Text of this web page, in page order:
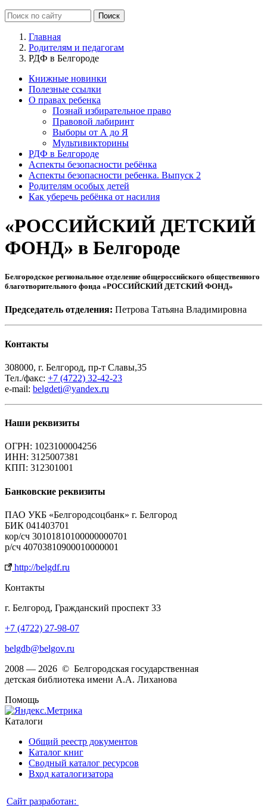
Главная
Родителям и педагогам
РДФ в Белгороде
Книжные новинки
Полезные ссылки
О правах ребенка
Познай избирательное право
Правовой лабиринт
Выборы от А до Я
Мультивикторины
РДФ в Белгороде
Аспекты безопасности ребёнка
Аспекты безопасности ребенка. Выпуск 2
Родителям особых детей
Как уберечь ребёнка от насилия
«РОССИЙСКИЙ ДЕТСКИЙ
ФОНД» в Белгороде
Белгородское региональное отделение общероссийского общественного
благотворительного фонда «РОССИЙСКИЙ ДЕТСКИЙ ФОНД»
Председатель отделения: Петрова Татьяна Владимировна
Контакты
308000, г. Белгород, пр-т Славы,35
Тел./факс: +7 (4722) 32-42-23
e-mail: belgdeti@yandex.ru
Наши реквизиты
ОГРН: 1023100004256
ИНН: 3125007381
КПП: 312301001
Банковские реквизиты
ПАО УКБ «Белгородсоцбанк» г. Белгород
БИК 041403701
кор/сч 30101810100000000701
р/сч 40703810900010000001
http://belgdf.ru
Контакты
г. Белгород, Гражданский проспект 33
+7 (4722) 27-98-07
belgdb@belgov.ru
2008 — 2026 © Белгородская государственная
детская библиотека имени А.А. Лиханова
Помощь
Каталоги
Общий реестр документов
Каталог книг
Сводный каталог ресурсов
Вход каталогизатора
Сайт разработан: